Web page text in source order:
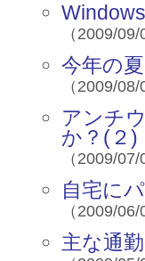
（2009/
今年の
（2009/
アンチ
か？(２)
（2009/
自宅に
（2009/
主な通